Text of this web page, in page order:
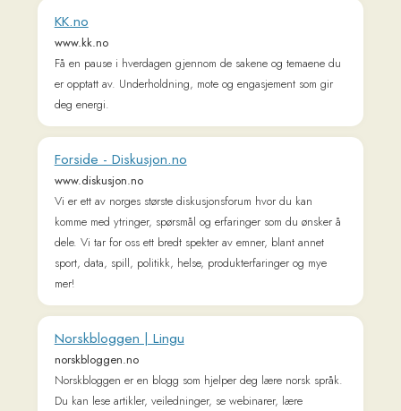
Innovasjon Norge
www.innovasjonnorge.no
<p>Innovasjon Norge gir lokale ideer globale muligheter.
P3
NRK P3 er musikkanalen som gir deg de beste nye låtene,
humor og nyheter. Sjekk P3.no her!
Forsiden - NRK TV
tv.nrk.no
Se hele NRKs store utvalg av serier, dokumentarer,
underholdning, film, sport og nyheter.
Learn Norwegian Online - NorwegianClass101
www.norwegianclass101.com
The fastest, easiest, and most fun way to learn Norwegian
and Norwegian culture. Start speaking Norwegian in minutes
with audio and video lessons, audio dictionary, and learning